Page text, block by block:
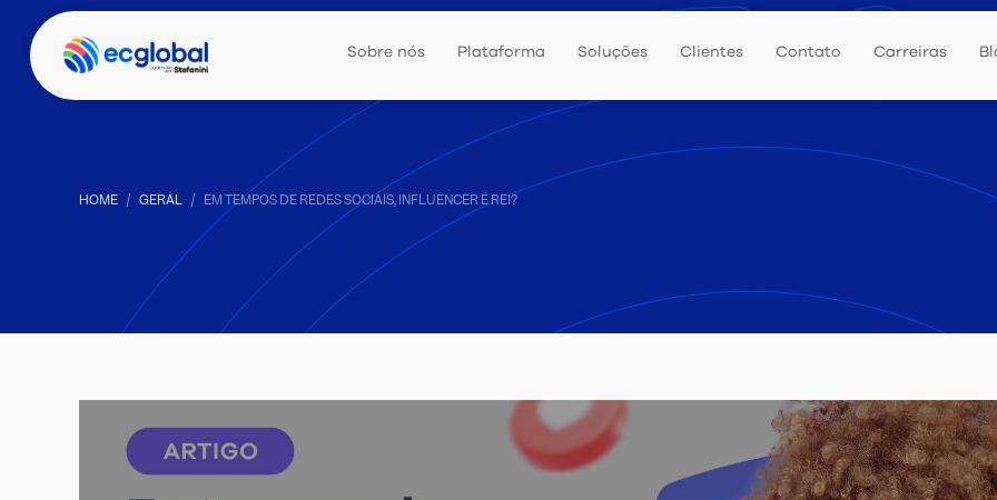
Sobre nós Plataforma Soluções Clientes Contato Carreiras
HOME GERAL EM TEMPOS DE REDES SOCIAIS, INFLUENCER É REI?